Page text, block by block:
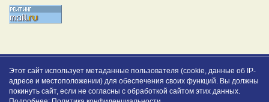
Этот сайт использует метаданные пользователя (cookie, данные об IP-
адресе и местоположении) для обеспечения своих функций. Вы должны
покинуть сайт, если не согласны с обработкой сайтом этих данных.